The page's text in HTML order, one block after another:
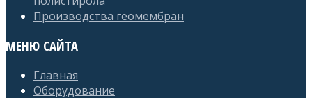
Производства геомембран
МЕНЮ САЙТА
Главная
Оборудование